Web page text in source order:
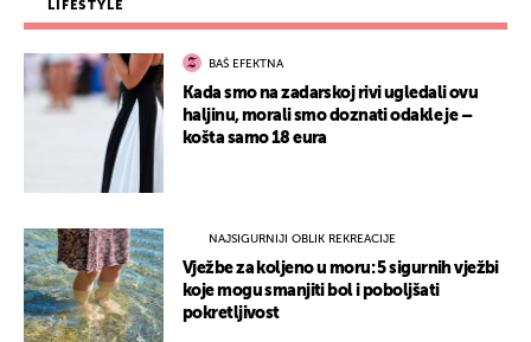
LIFESTYLE
BAŠ EFEKTNA
Kada smo na zadarskoj rivi ugledali ovu
haljinu, morali smo doznati odakle je –
košta samo 18 eura
NAJSIGURNIJI OBLIK REKREACIJE
Vježbe za koljeno u moru: 5 sigurnih vježbi
koje mogu smanjiti bol i poboljšati
pokretljivost